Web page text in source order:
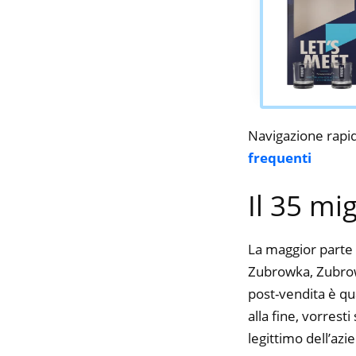
Navigazione
frequenti
Il 35
La maggior
Zubrowka,
post-vendita è
alla fine, vorresti
legittimo